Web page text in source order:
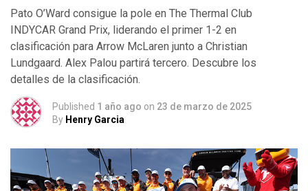
Pato O’Ward consigue la pole en The Thermal Club
INDYCAR Grand Prix, liderando el primer 1-2 en
clasificación para Arrow McLaren junto a Christian
Lundgaard. Alex Palou partirá tercero. Descubre los
detalles de la clasificación.
Published 1 año ago on 23 de marzo de 2025
By Henry Garcia